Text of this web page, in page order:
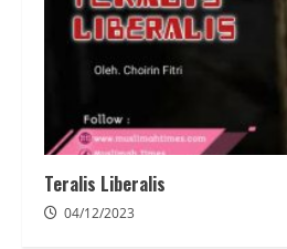
Teralis Liberalis
04/12/2023